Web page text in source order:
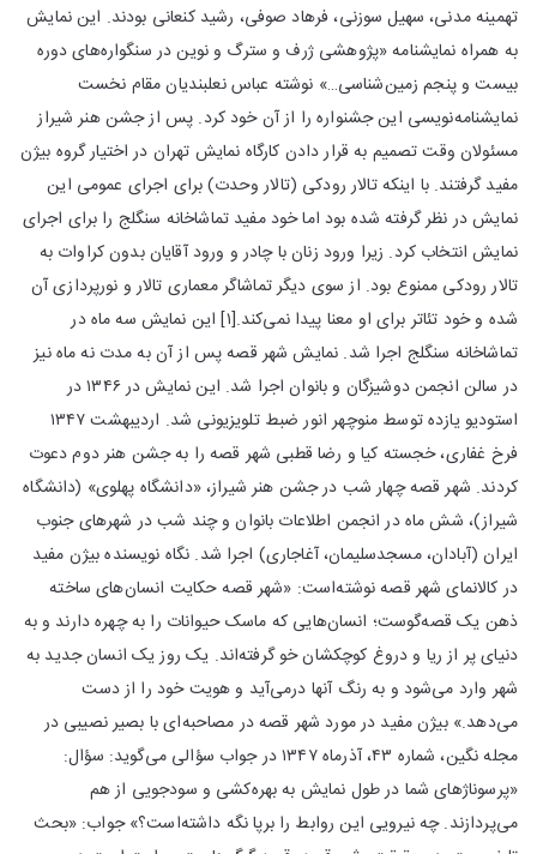
تهمینه مدنی، سهیل سوزنی، فرهاد صوفی، رشید کنعانی بودند. این نمایش
به همراه نمایشنامه «پژوهشی ژرف و سترگ و نوین در سنگواره‌های دوره
بیست و پنجم زمین‌شناسی…» نوشته عباس نعلبندیان مقام نخست
نمایشنامه‌نویسی این جشنواره را از آن خود کرد. پس از جشن هنر شیراز
مسئولان وقت تصمیم به قرار دادن کارگاه نمایش تهران در اختیار گروه بیژن
مفید گرفتند. با اینکه تالار رودکی (تالار وحدت) برای اجرای عمومی این
نمایش در نظر گرفته شده بود اما خود مفید تماشاخانه سنگلج را برای اجرای
نمایش انتخاب کرد. زیرا ورود زنان با چادر و ورود آقایان بدون کراوات به
تالار رودکی ممنوع بود. از سوی دیگر تماشاگر معماری تالار و نورپردازی آن
شده و خود تئاتر برای او معنا پیدا نمی‌کند.[۱] این نمایش سه ماه در
تماشاخانه سنگلج اجرا شد. نمایش شهر قصه پس از آن به مدت نه ماه نیز
در سالن انجمن دوشیزگان و بانوان اجرا شد. این نمایش در ۱۳۴۶ در
استودیو یازده توسط منوچهر انور ضبط تلویزیونی شد. اردیبهشت ۱۳۴۷
فرخ غفاری، خجسته کیا و رضا قطبی شهر قصه را به جشن هنر دوم دعوت
کردند. شهر قصه چهار شب در جشن هنر شیراز، «دانشگاه پهلوی» (دانشگاه
شیراز)، شش ماه در انجمن اطلاعات بانوان و چند شب در شهرهای جنوب
ایران (آبادان، مسجدسلیمان، آغاجاری) اجرا شد. نگاه نویسنده بیژن مفید
در کالانمای شهر قصه نوشته‌است: «شهر قصه حکایت انسان‌های ساخته
ذهن یک قصه‌گوست؛ انسان‌هایی که ماسک حیوانات را به چهره دارند و به
دنیای پر از ریا و دروغ کوچکشان خو گرفته‌اند. یک روز یک انسان جدید به
شهر وارد می‌شود و به رنگ آنها درمی‌آید و هویت خود را از دست
می‌دهد.» بیژن مفید در مورد شهر قصه در مصاحبه‌ای با بصیر نصیبی در
مجله نگین، شماره ۴۳، آذرماه ۱۳۴۷ در جواب سؤالی می‌گوید: سؤال:
«پرسوناژهای شما در طول نمایش به بهره‌کشی و سودجویی از هم
می‌پردازند. چه نیرویی این روابط را برپا نگه داشته‌است؟» جواب: «بحث